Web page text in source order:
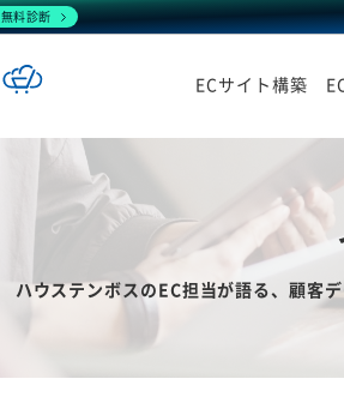
ECサイト構築
ハウステンボスのEC担当が語る、顧客
無料診断